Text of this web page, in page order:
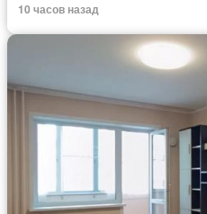
10 часов назад